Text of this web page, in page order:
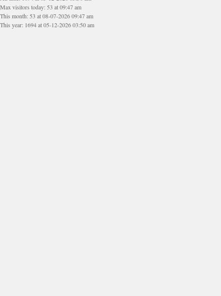
Max visitors today: 53 at 09:47 am
This month: 53 at 08-07-2026 09:47 am
This year: 1694 at 05-12-2026 03:50 am